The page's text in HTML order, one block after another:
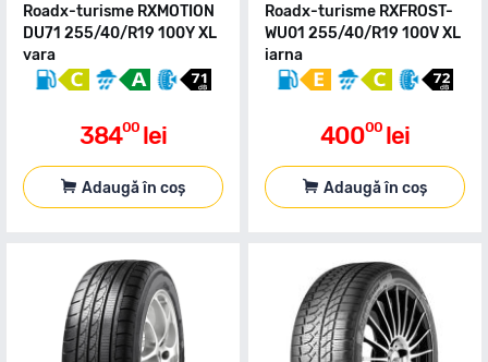
Roadx-turisme RXMOTION
DU71 255/40/R19 100Y XL
vara
38400 lei
Adaugă în coș
Roadx-turisme RXFROST-
WU01 255/40/R19 100V XL
iarna
40000 lei
Adaugă în coș